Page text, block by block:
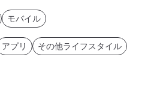
モバイル
アプリ その他ライフスタイル